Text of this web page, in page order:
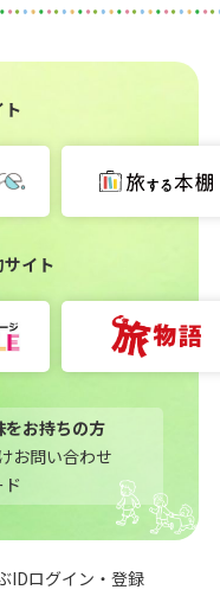
イト
お持ちの方
お問い合わせ
IDログイン・登録